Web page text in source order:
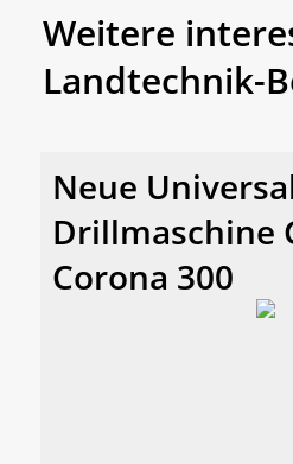
Weitere
Landtechnik-
Neue
Drillmaschine
Corona 300